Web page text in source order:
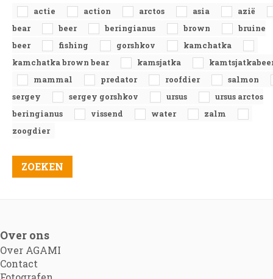
actie action arctos asia
azië
bear
beer beringianus brown
bruine
beer
fishing gorshkov
kamchatka
kamchatka brown bear
kamsjatka
mammal
predator roofdier
salmon
sergey
sergey gorshkov ursus
ursus arctos
beringianus
vissend water
zalm
zoogdier
Over ons
Over AGAMI
Contact